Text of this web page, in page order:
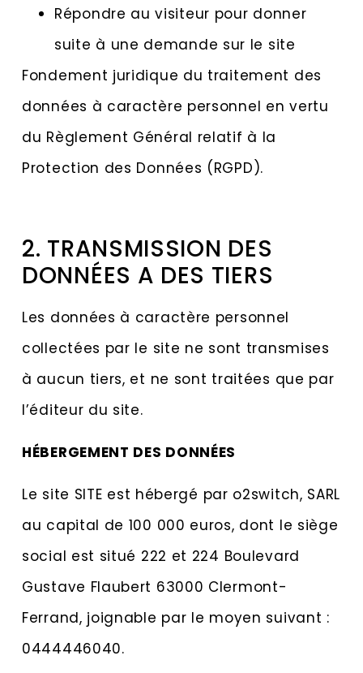
Répondre au visiteur pour donner
suite à une demande sur le site
Fondement juridique du traitement des
données à caractère personnel en vertu
du Règlement Général relatif à la
Protection des Données (RGPD).
2. TRANSMISSION DES
DONNÉES A DES TIERS
Les données à caractère personnel
collectées par le site ne sont transmises
à aucun tiers, et ne sont traitées que par
l’éditeur du site.
HÉBERGEMENT DES DONNÉES
Le site SITE est hébergé par o2switch, SARL
au capital de 100 000 euros, dont le siège
social est situé 222 et 224 Boulevard
Gustave Flaubert 63000 Clermont-
Ferrand, joignable par le moyen suivant :
0444446040.